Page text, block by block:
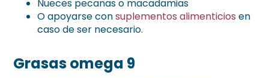
Nueces pecanas o macadamias
O apoyarse consuplementos alimenticios en
caso de ser necesario.
Grasas omega 9